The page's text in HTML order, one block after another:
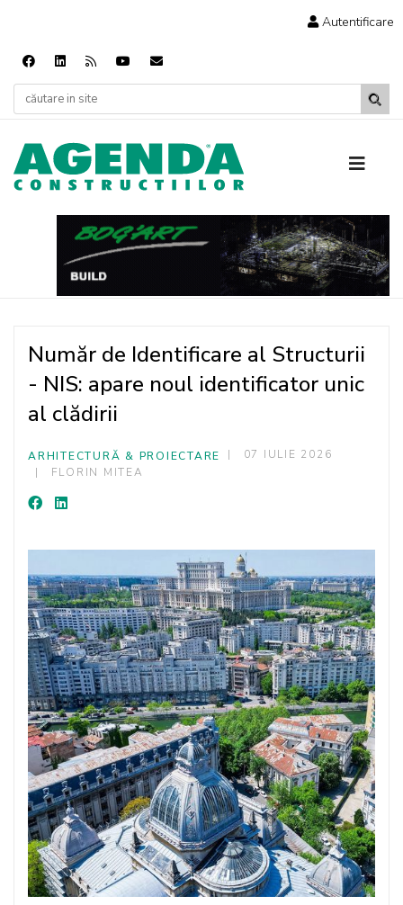
Autentificare
Număr de Identificare al Structurii
- NIS: apare noul identificator unic
al clădirii
ARHITECTURĂ & PROIECTARE
07 IULIE 2026
FLORIN MITEA